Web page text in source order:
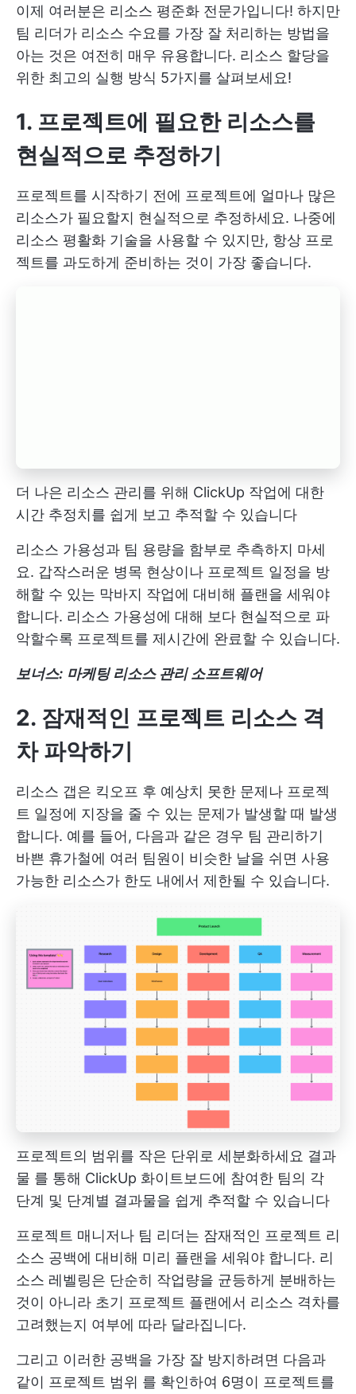
이제 여러분은 리소스 평준화 전문가입니다! 하지만
팀 리더가 리소스 수요를 가장 잘 처리하는 방법을
아는 것은 여전히 매우 유용합니다. 리소스 할당을
위한 최고의 실행 방식 5가지를 살펴보세요!
1. 프로젝트에 필요한 리소스를
현실적으로 추정하기
프로젝트를 시작하기 전에 프로젝트에 얼마나 많은
리소스가 필요할지 현실적으로 추정하세요. 나중에
리소스 평활화 기술을 사용할 수 있지만, 항상 프로
젝트를 과도하게 준비하는 것이 가장 좋습니다.
더 나은 리소스 관리를 위해 ClickUp 작업에 대한
시간 추정치를 쉽게 보고 추적할 수 있습니다
리소스 가용성과 팀 용량을 함부로 추측하지 마세
요. 갑작스러운 병목 현상이나 프로젝트 일정을 방
해할 수 있는 막바지 작업에 대비해 플랜을 세워야
합니다. 리소스 가용성에 대해 보다 현실적으로 파
악할수록 프로젝트를 제시간에 완료할 수 있습니다.
보너스: 마케팅 리소스 관리 소프트웨어
2. 잠재적인 프로젝트 리소스 격
차 파악하기
리소스 갭은 킥오프 후 예상치 못한 문제나 프로젝
트 일정에 지장을 줄 수 있는 문제가 발생할 때 발생
합니다. 예를 들어, 다음과 같은 경우 팀 관리하기
바쁜 휴가철에 여러 팀원이 비슷한 날을 쉬면 사용
가능한 리소스가 한도 내에서 제한될 수 있습니다.
프로젝트의 범위를 작은 단위로 세분화하세요 결과
물 를 통해 ClickUp 화이트보드에 참여한 팀의 각
단계 및 단계별 결과물을 쉽게 추적할 수 있습니다
프로젝트 매니저나 팀 리더는 잠재적인 프로젝트 리
소스 공백에 대비해 미리 플랜을 세워야 합니다. 리
소스 레벨링은 단순히 작업량을 균등하게 분배하는
것이 아니라 초기 프로젝트 플랜에서 리소스 격차를
고려했는지 여부에 따라 달라집니다.
그리고 이러한 공백을 가장 잘 방지하려면 다음과
같이 프로젝트 범위 를 확인하여 6명이 프로젝트를